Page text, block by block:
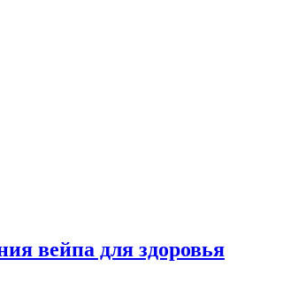
вейпа для здоровья